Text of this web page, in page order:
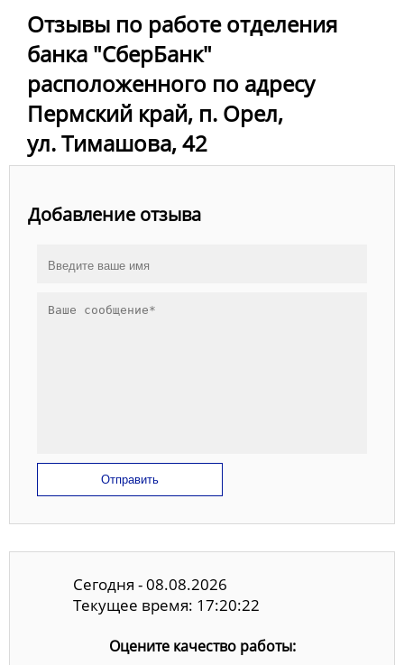
Отзывы по работе отделения
банка "СберБанк"
расположенного по адресу
Пермский край, п. Орел,
ул. Тимашова, 42
Добавление отзыва
Отправить
Сегодня - 08.08.2026
Текущее время: 17:20:22
Оцените качество работы: